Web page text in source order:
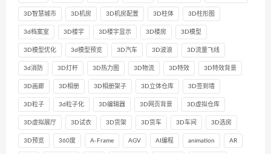
3D智慧城市 3D机房 3D机房配置 3D柱体 3D柱形图
3d档案室 3D楼宇 3D楼宇显示 3D楼房 3D模型
3D模型优化 3d模型预览 3D汽车 3D波浪 3D流量飞线
3d消防 3D灯杆 3D热力图 3D物流 3D特效 3D特效背景
3D画廊 3D相册 3D相册架子 3D立体仓库 3D签到墙
3D粒子 3d粒子化 3D编辑器 3D网页背景 3D虚拟仓库
3D虚拟展厅 3D试衣 3D货架 3D货车 3D车间 3D选房
3D预览 360度 A-Frame AGV AI编程 animation AR